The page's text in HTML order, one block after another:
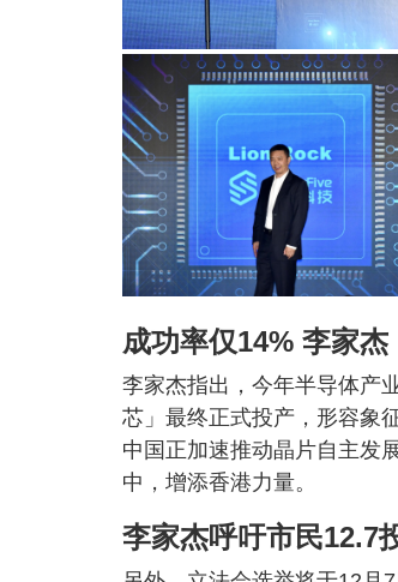
成功率仅14% 李家
李家杰指出，今年半导体产
芯」最终正式投产，形容象
中国正加速推动晶片自主发
中，增添香港力量。
李家杰呼吁市民12.7